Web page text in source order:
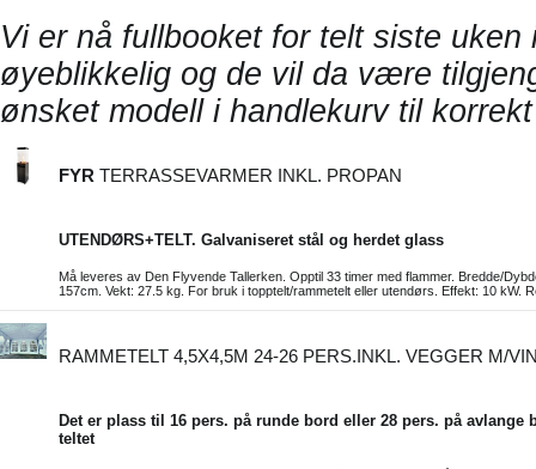
Vi er nå fullbooket for telt siste
øyeblikkelig og de vil da være
ønsket modell i handlekurv til
FYR TERRASSEVARMER INKL. PROPAN
UTENDØRS+TELT. Galvaniseret stål og herdet glass
Må leveres av Den Flyvende Tallerken. Opptil 33 timer med flammer. Bredde/
157cm. Vekt: 27.5 kg. For bruk i topptelt/rammetelt eller utendørs. Effekt: 10 kW.
RAMMETELT 4,5X4,5M 24-26 PERS.INKL. VEGGER M/
Det er plass til 16 pers. på runde bord eller 28 pers. på avlange
teltet